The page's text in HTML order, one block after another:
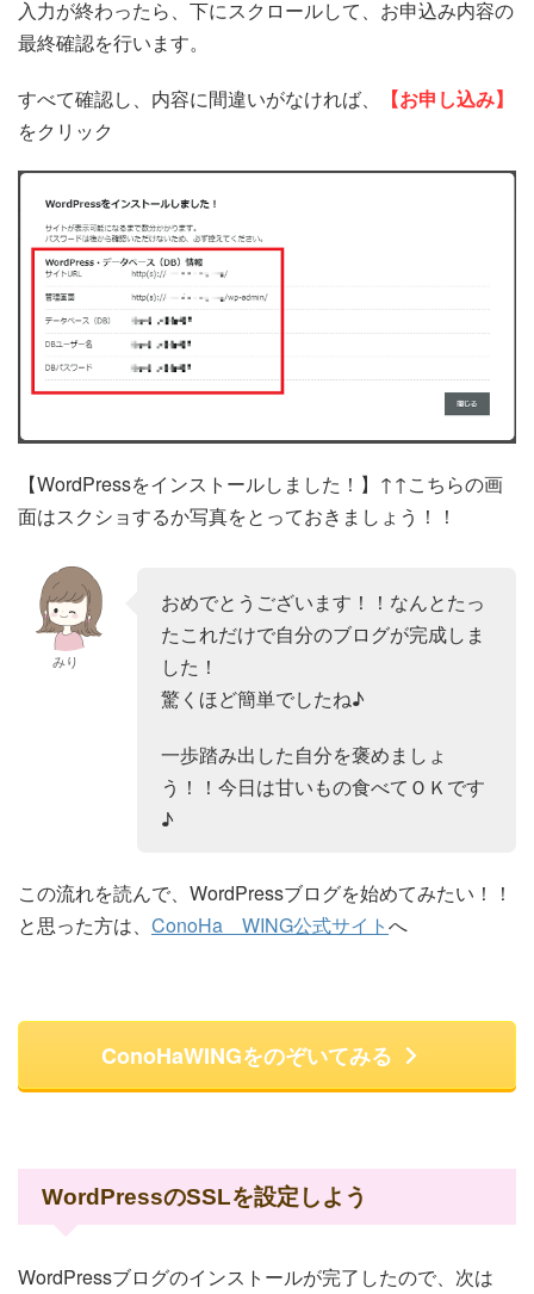
入力が終わったら、下にスクロールして、お申込み内容の
最終確認を行います。
すべて確認し、内容に間違いがなければ、
【お申し込み】
をクリック
【WordPressをインストールしました！】↑↑こちらの画
面はスクショするか写真をとっておきましょう！！
みり
おめでとうございます！！なんとたっ
たこれだけで自分のブログが完成しま
した！
驚くほど簡単でしたね♪
一歩踏み出した自分を褒めましょ
う！！今日は甘いもの食べてＯＫです
♪
この流れを読んで、WordPressブログを始めてみたい！！
と思った方は、 ConoHa WING公式サイトへ
ConoHaWINGをのぞいてみる
WordPressのSSLを設定しよう
WordPressブログのインストールが完了したので、次は